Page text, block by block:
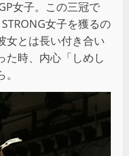
女子。この三冠で
女子を獲るの
女とは長い付き合い
た時、内心「しめし